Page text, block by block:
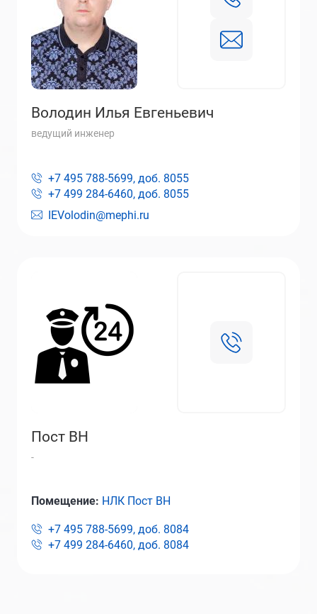
Володин Илья Евгеньевич
ведущий инженер
IEVolodin@mephi.ru
+7 495 788-5699, доб. 8055
+7 499 284-6460, доб. 8055
Пост ВН
-
Помещение: НЛК Пост ВН
+7 495 788-5699, доб. 8084
+7 499 284-6460, доб. 8084